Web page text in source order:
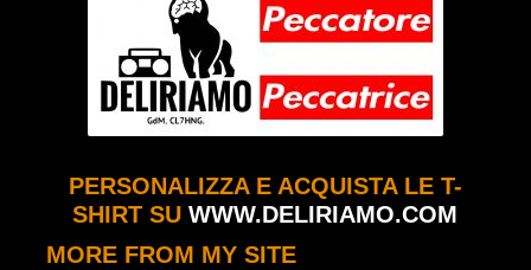
PERSONALIZZA E ACQUISTA LE T-
SHIRT SUWWW.DELIRIAMO.COM
MORE FROM MY SITE